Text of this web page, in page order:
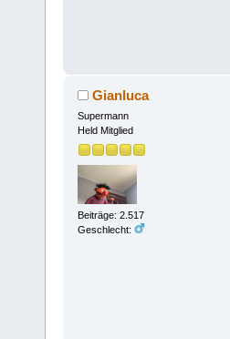
Gianluca
Supermann
Held Mitglied
Beiträge: 2.517
Geschlecht: